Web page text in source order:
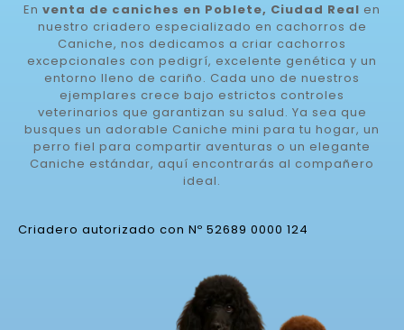
En venta de caniches en Poblete, Ciudad Real en
nuestro criadero especializado en cachorros de
Caniche, nos dedicamos a criar cachorros
excepcionales con pedigrí, excelente genética y un
entorno lleno de cariño. Cada uno de nuestros
ejemplares crece bajo estrictos controles
veterinarios que garantizan su salud. Ya sea que
busques un adorable Caniche mini para tu hogar, un
perro fiel para compartir aventuras o un elegante
Caniche estándar, aquí encontrarás al compañero
ideal.
Criadero autorizado con Nº 52689 0000 124